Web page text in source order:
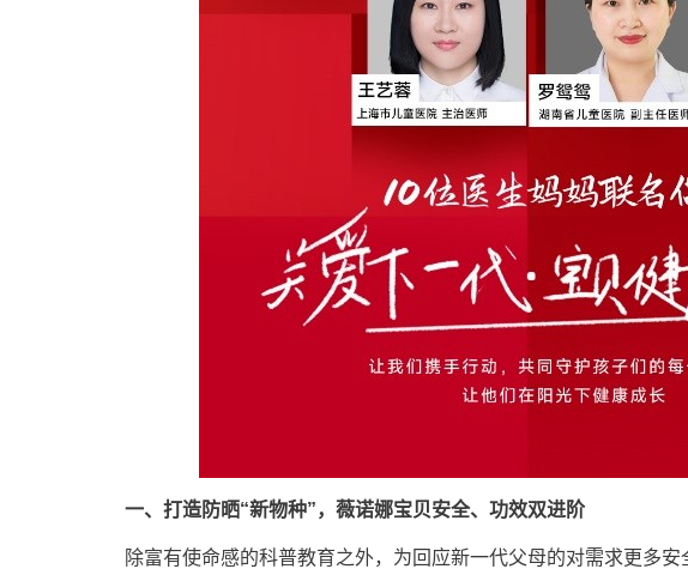
一、打造防晒“新物种”，薇诺娜宝贝安全、功效双进阶
除富有使命感的科普教育之外，为回应新一代父母的对需求更多安